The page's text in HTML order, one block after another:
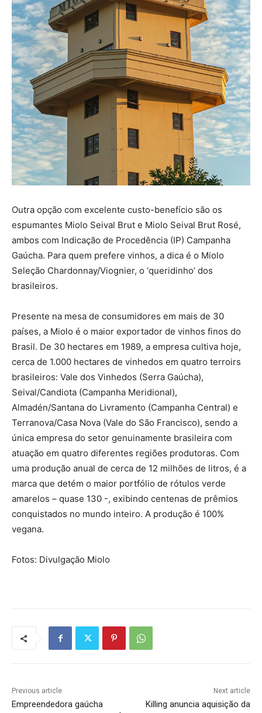
Outra opção com excelente custo-benefício são os
espumantes Miolo Seival Brut e Miolo Seival Brut Rosé,
ambos com Indicação de Procedência (IP) Campanha
Gaúcha. Para quem prefere vinhos, a dica é o Miolo
Seleção Chardonnay/Viognier, o ‘queridinho’ dos
brasileiros.
Presente na mesa de consumidores em mais de 30
países, a Miolo é o maior exportador de vinhos finos do
Brasil. De 30 hectares em 1989, a empresa cultiva hoje,
cerca de 1.000 hectares de vinhedos em quatro terroirs
brasileiros: Vale dos Vinhedos (Serra Gaúcha),
Seival/Candiota (Campanha Meridional),
Almadén/Santana do Livramento (Campanha Central) e
Terranova/Casa Nova (Vale do São Francisco), sendo a
única empresa do setor genuinamente brasileira com
atuação em quatro diferentes regiões produtoras. Com
uma produção anual de cerca de 12 milhões de litros, é a
marca que detém o maior portfólio de rótulos verde
amarelos – quase 130 -, exibindo centenas de prêmios
conquistados no mundo inteiro. A produção é 100%
vegana.
Fotos: Divulgação Miolo
Previous article
Empreendedora gaúcha
Next article
Killing anuncia aquisição da